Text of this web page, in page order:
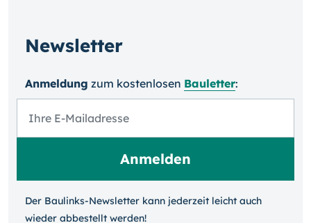
Newsletter
Anmeldung zum kosten­losen Bauletter:
Der Baulinks-Newsletter kann jeder­zeit leicht auch
wieder ab­bestellt werden!